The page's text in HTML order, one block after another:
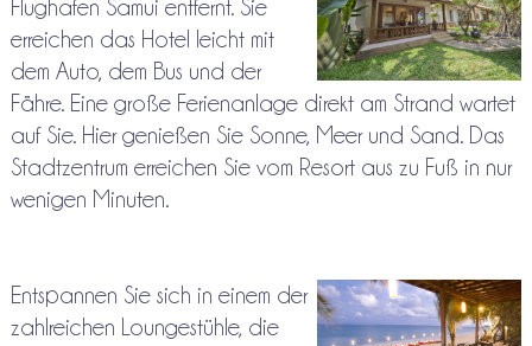
Flughafen Samui entfernt. Sie
erreichen das Hotel leicht mit
dem Auto, dem Bus und der
Fähre. Eine große Ferienanlage direkt am Strand wartet
auf Sie. Hier genießen Sie Sonne, Meer und Sand. Das
Stadtzentrum erreichen Sie vom Resort aus zu Fuß in nur
wenigen Minuten.
Entspannen Sie sich in einem der
zahlreichen Loungestühle, die